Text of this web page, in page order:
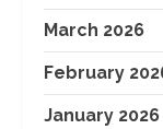
March 2026
February
January 2026